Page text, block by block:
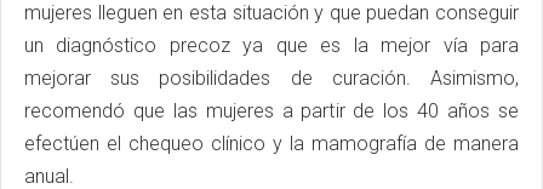
mujeres lleguen en esta situación y que puedan conseguir
un diagnóstico precoz ya que es la mejor vía para
mejorar sus posibilidades de curación. Asimismo,
recomendó que las mujeres a partir de los 40 años se
efectúen el chequeo clínico y la mamografía de manera
anual.